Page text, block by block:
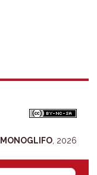
MONOGLIFO , 2026